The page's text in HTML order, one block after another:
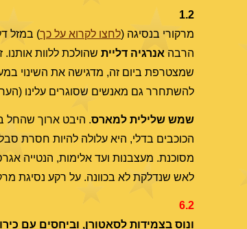
1.2
מרקורי בנסיגה (לחצו לקרוא על כך) במזל
הרבה אנרגיה דליית שהולכת ללוות
שמצטרפת ביום זה, מדגישה את השינוי
להשתחרר גם מאנשים שסוגרים עלינו
שמש שלילית למארס. היבט ארוך שהחל
הכוכבים בדלי, היא עלולה להיות חסרת
מסוכנת. מעצבנות ועד אלימות, הנטייה
לאש שנדלקת לא בכוונה. על רקע נסיגת
6.2
ונוס בצמידות לסאטורן, וביחסים עם